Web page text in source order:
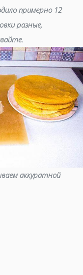
примерно 12
разные,
аккуратной